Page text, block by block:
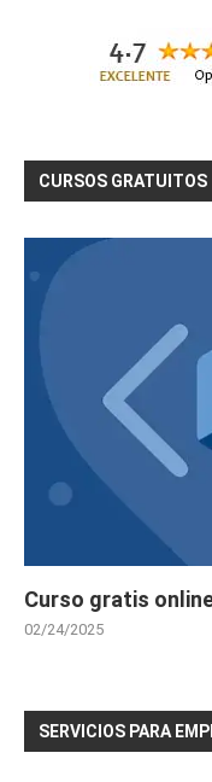
CURSOS GRATUITOS
Curso gratis
02/24/2025
SERVICIOS PARA